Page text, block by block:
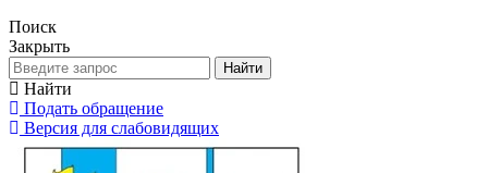
Поиск
Закрыть
Найти
Найти
Подать обращение
Версия для слабовидящих